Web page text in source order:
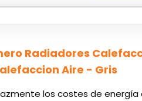
Radiadores
Aire - Gris
los costes de energía